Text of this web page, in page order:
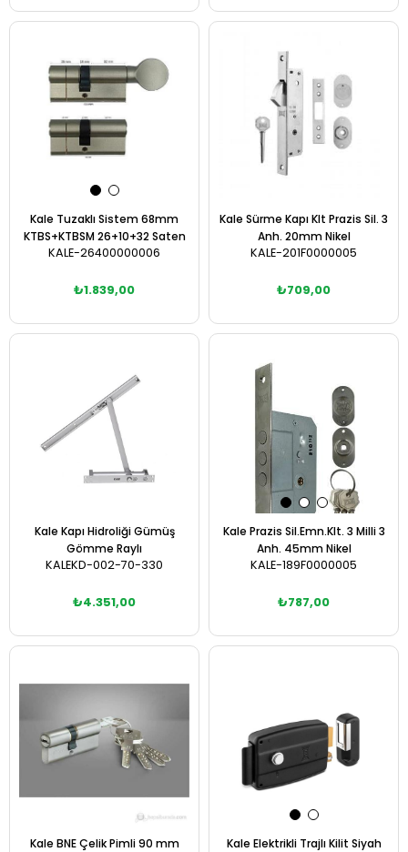
Kale Tuzaklı Sistem 68mm
KTBS+KTBSM 26+10+32 Saten
KALE-26400000006
₺1.839,00
Kale Sürme Kapı Klt Prazis Sil. 3
Anh. 20mm Nikel
KALE-201F0000005
₺709,00
Kale Kapı Hidroliği Gümüş
Gömme Raylı
KALEKD-002-70-330
₺4.351,00
Kale Prazis Sil.Emn.Klt. 3 Milli 3
Anh. 45mm Nikel
KALE-189F0000005
₺787,00
Kale BNE Çelik Pimli 90 mm
Kale Elektrikli Trajlı Kilit Siyah